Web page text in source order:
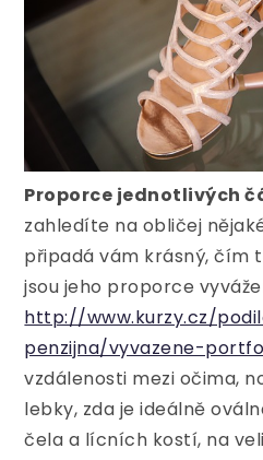
Proporce jednotlivých
zahledíte na obličej
připadá vám krásný, čím
jsou jeho proporce
http://www.kurzy.cz/
penzijna/vyvazene-
vzdálenosti mezi očima,
lebky, zda je ideálně
čela a lícních kostí, na